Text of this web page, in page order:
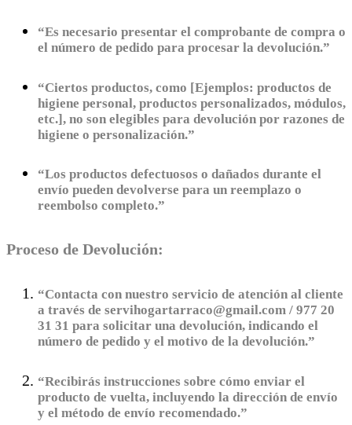
“Es necesario presentar el comprobante de compra o
el número de pedido para procesar la devolución.”
“Ciertos productos, como [Ejemplos: productos de
higiene personal, productos personalizados, módulos,
etc.], no son elegibles para devolución por razones de
higiene o personalización.”
“Los productos defectuosos o dañados durante el
envío pueden devolverse para un reemplazo o
reembolso completo.”
Proceso de Devolución:
“Contacta con nuestro servicio de atención al cliente
a través de servihogartarraco@gmail.com / 977 20
31 31 para solicitar una devolución, indicando el
número de pedido y el motivo de la devolución.”
“Recibirás instrucciones sobre cómo enviar el
producto de vuelta, incluyendo la dirección de envío
y el método de envío recomendado.”